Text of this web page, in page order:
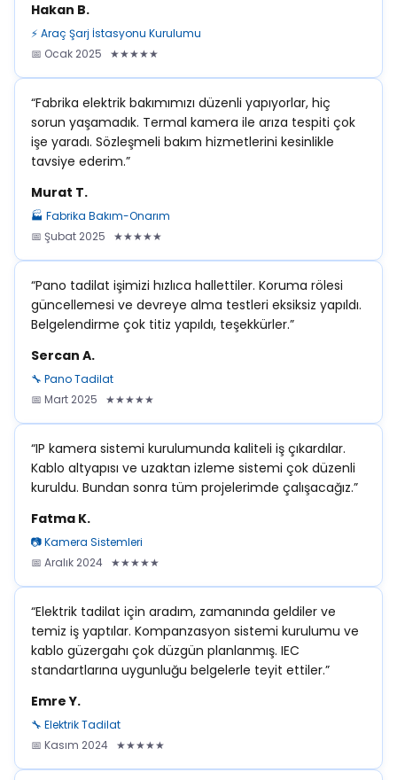
Hakan B.
⚡ Araç Şarj İstasyonu Kurulumu
📅 Ocak 2025 ★★★★★
“Fabrika elektrik bakımımızı düzenli yapıyorlar, hiç
sorun yaşamadık. Termal kamera ile arıza tespiti çok
işe yaradı. Sözleşmeli bakım hizmetlerini kesinlikle
tavsiye ederim.”
Murat T.
🏭 Fabrika Bakım-Onarım
📅 Şubat 2025 ★★★★★
“Pano tadilat işimizi hızlıca hallettiler. Koruma rölesi
güncellemesi ve devreye alma testleri eksiksiz yapıldı.
Belgelendirme çok titiz yapıldı, teşekkürler.”
Sercan A.
🔧 Pano Tadilat
📅 Mart 2025 ★★★★★
“IP kamera sistemi kurulumunda kaliteli iş çıkardılar.
Kablo altyapısı ve uzaktan izleme sistemi çok düzenli
kuruldu. Bundan sonra tüm projelerimde çalışacağız.”
Fatma K.
📷 Kamera Sistemleri
📅 Aralık 2024 ★★★★★
“Elektrik tadilat için aradım, zamanında geldiler ve
temiz iş yaptılar. Kompanzasyon sistemi kurulumu ve
kablo güzergahı çok düzgün planlanmış. IEC
standartlarına uygunluğu belgelerle teyit ettiler.”
Emre Y.
🔧 Elektrik Tadilat
📅 Kasım 2024 ★★★★★